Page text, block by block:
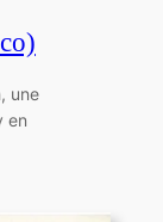
une
en